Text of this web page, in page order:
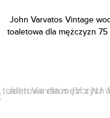
John Varvatos Vintage
toaletowa dla mężczyzn 75